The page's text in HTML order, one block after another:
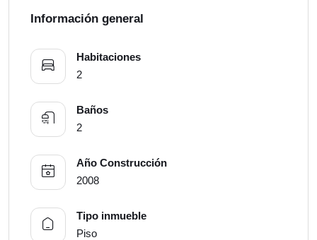
Información general
Habitaciones
2
Baños
2
Año Construcción
2008
Tipo inmueble
Piso